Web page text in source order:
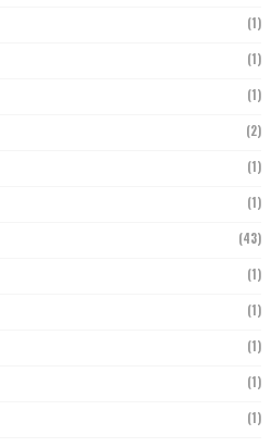
(1)
(1)
(1)
(2)
(1)
(1)
(43)
(1)
(1)
(1)
(1)
(1)